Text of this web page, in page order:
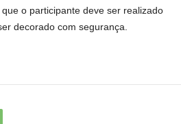
o participante deve ser realizado
decorado com segurança.